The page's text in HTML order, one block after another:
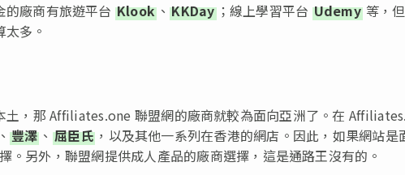
廠商有旅遊平台 Klook 、KKDay；線上學習平台 Udemy等，
多。
土，那 Affiliates.one 聯盟網的廠商就較為面向亞洲了。在
豐澤 、 屈臣氏 ，以及其他一系列在香港的網店。因此，如果網站是
另外，聯盟網提供成人產品的廠商選擇，這是通路王沒有的。